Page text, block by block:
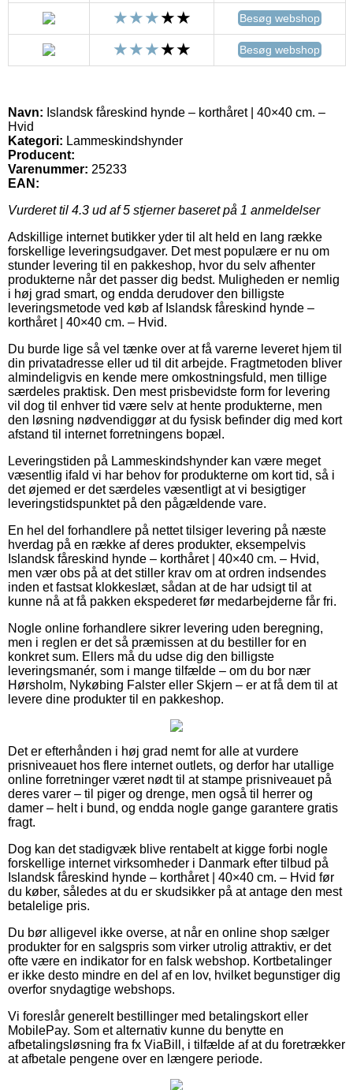
Besøg webshop
Besøg webshop
Navn: Islandsk fåreskind hynde – korthåret | 40×40 cm. –
Hvid
Kategori: Lammeskindshynder
Producent:
Varenummer: 25233
EAN:
Vurderet til 4.3 ud af 5 stjerner baseret på 1 anmeldelser
Adskillige internet butikker yder til alt held en lang række
forskellige leveringsudgaver. Det mest populære er nu om
stunder levering til en pakkeshop, hvor du selv afhenter
produkterne når det passer dig bedst. Muligheden er nemlig
i høj grad smart, og endda derudover den billigste
leveringsmetode ved køb af Islandsk fåreskind hynde –
korthåret | 40×40 cm. – Hvid.
Du burde lige så vel tænke over at få varerne leveret hjem til
din privatadresse eller ud til dit arbejde. Fragtmetoden bliver
almindeligvis en kende mere omkostningsfuld, men tillige
særdeles praktisk. Den mest prisbevidste form for levering
vil dog til enhver tid være selv at hente produkterne, men
den løsning nødvendiggør at du fysisk befinder dig med kort
afstand til internet forretningens bopæl.
Leveringstiden på Lammeskindshynder kan være meget
væsentlig ifald vi har behov for produkterne om kort tid, så i
det øjemed er det særdeles væsentligt at vi besigtiger
leveringstidspunktet på den pågældende vare.
En hel del forhandlere på nettet tilsiger levering på næste
hverdag på en række af deres produkter, eksempelvis
Islandsk fåreskind hynde – korthåret | 40×40 cm. – Hvid,
men vær obs på at det stiller krav om at ordren indsendes
inden et fastsat klokkeslæt, sådan at de har udsigt til at
kunne nå at få pakken ekspederet før medarbejderne får fri.
Nogle online forhandlere sikrer levering uden beregning,
men i reglen er det så præmissen at du bestiller for en
konkret sum. Ellers må du udse dig den billigste
leveringsmanér, som i mange tilfælde – om du bor nær
Hørsholm, Nykøbing Falster eller Skjern – er at få dem til at
levere dine produkter til en pakkeshop.
Det er efterhånden i høj grad nemt for alle at vurdere
prisniveauet hos flere internet outlets, og derfor har utallige
online forretninger været nødt til at stampe prisniveauet på
deres varer – til piger og drenge, men også til herrer og
damer – helt i bund, og endda nogle gange garantere gratis
fragt.
Dog kan det stadigvæk blive rentabelt at kigge forbi nogle
forskellige internet virksomheder i Danmark efter tilbud på
Islandsk fåreskind hynde – korthåret | 40×40 cm. – Hvid før
du køber, således at du er skudsikker på at antage den mest
betalelige pris.
Du bør alligevel ikke overse, at når en online shop sælger
produkter for en salgspris som virker utrolig attraktiv, er det
ofte være en indikator for en falsk webshop. Kortbetalinger
er ikke desto mindre en del af en lov, hvilket begunstiger dig
overfor snydagtige webshops.
Vi foreslår generelt bestillinger med betalingskort eller
MobilePay. Som et alternativ kunne du benytte en
afbetalingsløsning fra fx ViaBill, i tilfælde af at du foretrækker
at afbetale pengene over en længere periode.